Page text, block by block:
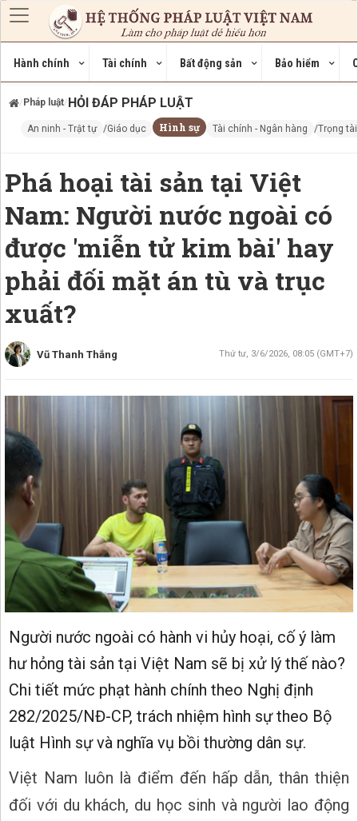
Nhảy đến nội dung
Hành chính Tài chính Bất động sản Bảo hiểm
/ Pháp luật/ HỎI ĐÁP PHÁP LUẬT
An ninh - Trật tự Giáo dục Hình sự Tài chính - Ngân hàng Trọng
Phá hoại tài sản tại Việt
Nam: Người nước ngoài có
được 'miễn tử kim bài' hay
phải đối mặt án tù và trục
xuất?
Vũ Thanh Thắng Thứ tư, 3/6/2026, 08:05 (GMT+7)
Người nước ngoài có hành vi hủy hoại, cố ý làm
hư hỏng tài sản tại Việt Nam sẽ bị xử lý thế nào?
Chi tiết mức phạt hành chính theo Nghị định
282/2025/NĐ-CP, trách nhiệm hình sự theo Bộ
luật Hình sự và nghĩa vụ bồi thường dân sự.
Việt Nam luôn là điểm đến hấp dẫn, thân thiện
đối với du khách, du học sinh và người lao động